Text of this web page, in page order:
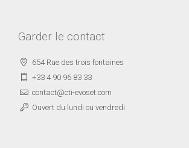
Garder le contact
654 Rue des trois fontaines
+33 4 90 96 83 33
contact@cti-evoset.com
Ouvert du lundi ou vendredi